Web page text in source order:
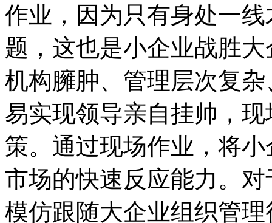
作业，因为只有身处一
题，这也是小企业战胜
机构臃肿、管理层次复
易实现领导亲自挂帅，
策。通过现场作业，将
市场的快速反应能力。
模仿跟随大企业组织管